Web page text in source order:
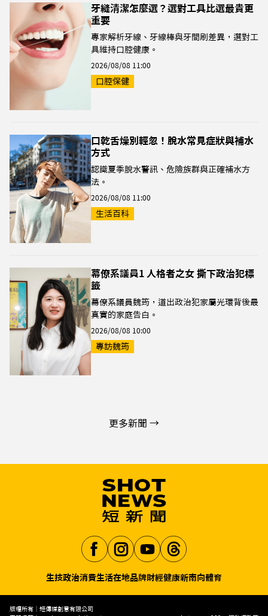
牙縫清潔怎麼選？選對工具比選最貴更
重要
專家解析牙線、牙線棒與牙間刷差異，選對工
具維持口腔健康。
2026/08/08 11:00
口腔保健
口乾舌燥別輕忽！脫水常見症狀與補水
方式
認識夏季脫水警訊、危險族群與正確補水方
法。
2026/08/08 11:00
生活百科
幕僚系議員1 人格者之女 撕下政治犯標
籤
幕僚系議員魏筠，道出政治犯家屬光環背後最
真實的家庭告白。
2026/08/08 10:00
專訪魏筠
更多新聞 →
Aa
生技政治消費生活在地品牌財經健康新南向體育
版權所有｜短傳媒創意有限公司